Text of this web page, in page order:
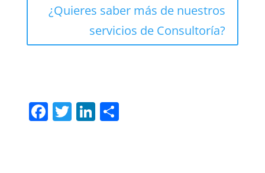
¿Quieres saber más de nuestros
servicios de Consultoría?
F T Li C